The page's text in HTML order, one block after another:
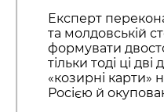
Експерт
та молдовській
формувати
тільки тоді ці
«козирні карти»
Росією й